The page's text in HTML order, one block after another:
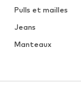
Pulls et mailles
Jeans
Manteaux
Jupes